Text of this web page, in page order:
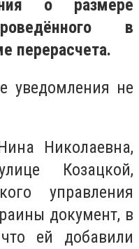
о размере
в
перерасчета.
уведомления не
Николаевна,
Козацкой,
управления
документ, в
ей добавили